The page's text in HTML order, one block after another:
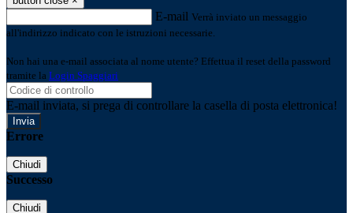
E-mail Verrà inviato un messaggio
all'indirizzo indicato con le istruzioni necessarie.
Non hai una e-mail associata al nome utente? Effettua il reset della password
tramite la Login Spaggiari
E-mail inviata, si prega di controllare la casella di posta elettronica!
Errore
Chiudi
Successo
Chiudi